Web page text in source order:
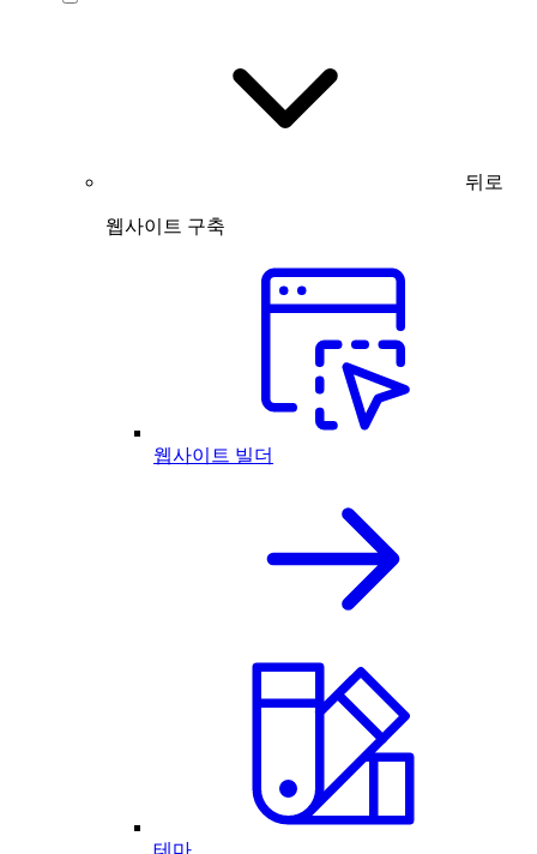
뒤로
웹사이트 구축
웹사이트 빌더
테마